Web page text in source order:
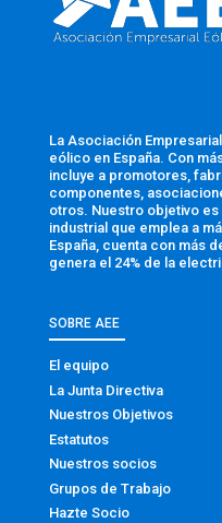
La Asociación
eólico en España. Con
incluye a promotores,
componentes,
otros. Nuestro objetivo
industrial que emplea a
España, cuenta con más
genera el 24% de la
SOBRE AEE
El equipo
La Junta Directiva
Nuestros Objetivos
Estatutos
Nuestros socios
Grupos de Trabajo
Hazte Socio